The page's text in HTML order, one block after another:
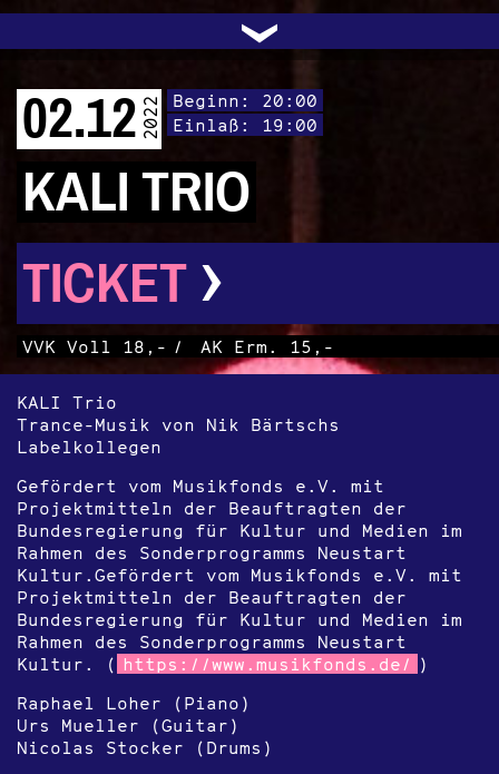
PROGRAMM
ARCHIV
AUDIO|VIDEO
LICHTBLICKE
TRANSIT
OFFENE TÜR
FACEBOOK
INSTAGRAM
KONTAKT
TRAFO
UNTERSTÜTZEN
POLITIK
›
KALI TRIO
TICKET ›
VVK Voll 18,- / AK Erm. 15,-
Beginn: 20:00
Einlaß: 19:00
02.122022
KALI Trio
Trance-Musik von Nik Bärtschs
Labelkollegen
Gefördert vom Musikfonds e.V. mit
Projektmitteln der Beauftragten der
Bundesregierung für Kultur und Medien im
Rahmen des Sonderprogramms Neustart
Kultur.Gefördert vom Musikfonds e.V. mit
Projektmitteln der Beauftragten der
Bundesregierung für Kultur und Medien im
Rahmen des Sonderprogramms Neustart
Kultur. ( https://www.musikfonds.de/
)
Raphael Loher (Piano)
Urs Mueller (Guitar)
Nicolas Stocker (Drums)